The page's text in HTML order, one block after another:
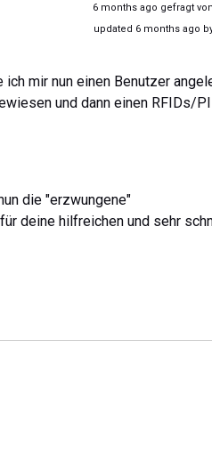
6 months ago gefragt von
updated 6 months ago
mir nun einen Benutzer
und dann einen RFIDs/
die "erzwungene"
deine hilfreichen und sehr